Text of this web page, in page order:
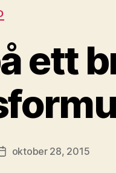
ett
Inläggsdatum
oktober 28, 2015